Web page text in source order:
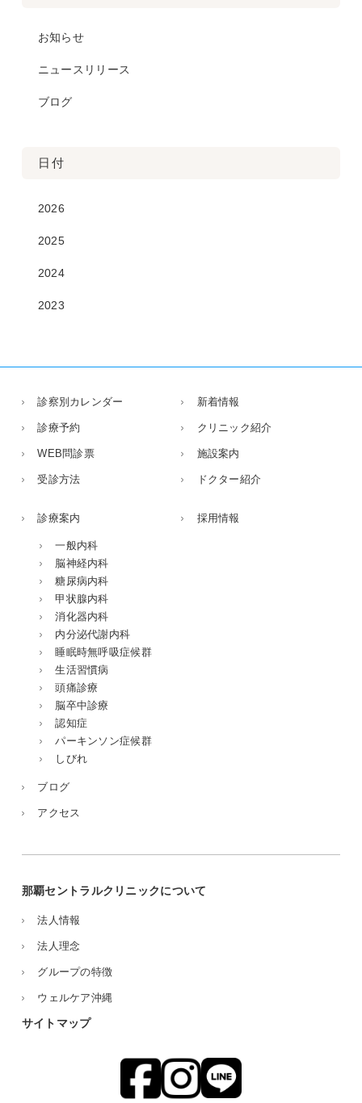
お知らせ
ニュースリリース
ブログ
日付
2026
2025
2024
2023
診察別カレンダー
診療予約
WEB問診票
受診方法
新着情報
クリニック紹介
施設案内
ドクター紹介
診療案内
一般内科
脳神経内科
糖尿病内科
甲状腺内科
消化器内科
内分泌代謝内科
睡眠時無呼吸症候群
生活習慣病
頭痛診療
脳卒中診療
認知症
パーキンソン症候群
しびれ
ブログ
アクセス
採用情報
那覇セントラルクリニックについて
法人情報
法人理念
グループの特徴
ウェルケア沖縄
サイトマップ